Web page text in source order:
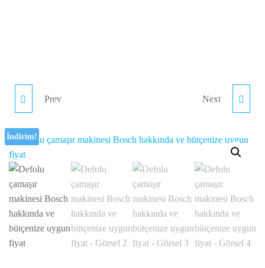
2. EL YATAK RANZA
DEMIRLERI ORIJINAL
DEMIRLER
Prev SANDVIÇ PANEL
FIYATLAR
Next
İndirim!